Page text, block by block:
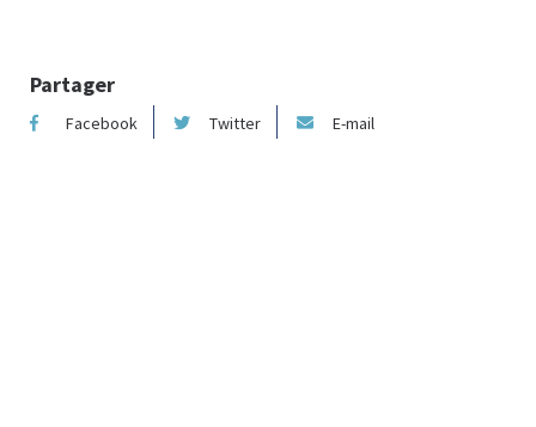
Partager
Facebook Twitter E-mail